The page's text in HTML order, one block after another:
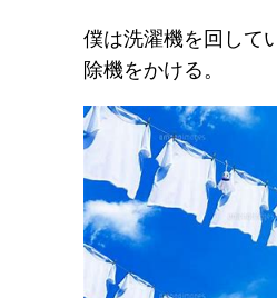
僕は洗濯機を回して
除機をかける。